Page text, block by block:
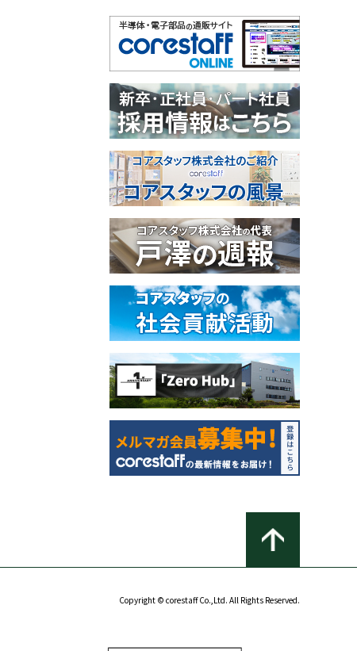
Copyright © corestaff Co.,Ltd. All Rights Reserved.